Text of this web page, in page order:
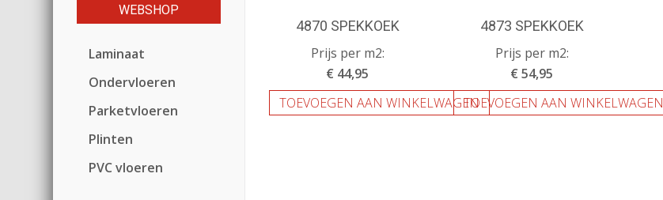
4870 SPEKKOEK
Prijs per m2:
€ 44,95
TOEVOEGEN AAN WINKELWAGEN
4873 SPEKKOEK
Prijs per m2:
€ 54,95
TOEVOEGEN AAN WINKELWAGEN
WEBSHOP
Laminaat
Ondervloeren
Parketvloeren
Plinten
PVC vloeren